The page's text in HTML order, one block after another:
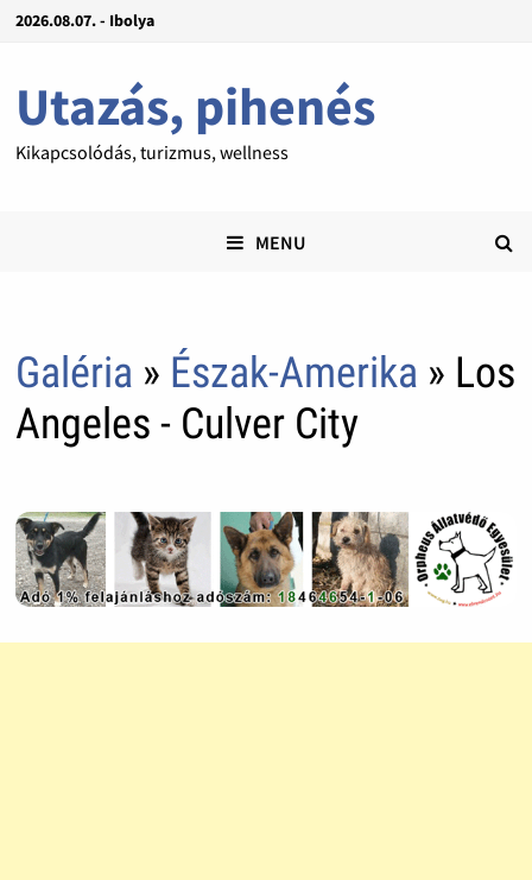
2026.08.07. - Ibolya
Utazás, pihenés
Kikapcsolódás, turizmus, wellness
MENU
Galéria » Észak-Amerika » Los
Angeles - Culver City